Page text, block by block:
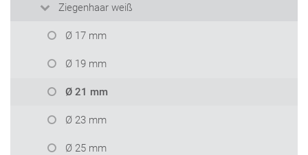
Ziegenhaar weiß
Ø 17 mm
Ø 19 mm
Ø 21 mm
Ø 23 mm
Ø 25 mm